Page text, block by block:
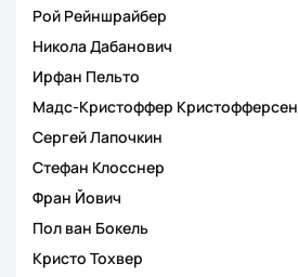
Рой Рейншрайбер
Никола Дабанович
Ирфан Пельто
Мадс-Кристоффер Кристофферсен
Сергей Лапочкин
Стефан Клосснер
Фран Йович
Пол ван Бокель
Кристо Тохвер